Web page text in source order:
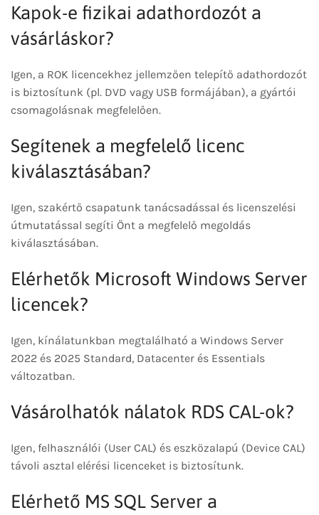
Kapok-e fizikai adathordozót a
vásárláskor?
Igen, a ROK licencekhez jellemzően telepítő adathordozót
is biztosítunk (pl. DVD vagy USB formájában), a gyártói
csomagolásnak megfelelően.
Segítenek a megfelelő licenc
kiválasztásában?
Igen, szakértő csapatunk tanácsadással és licenszelési
útmutatással segíti Önt a megfelelő megoldás
kiválasztásában.
Elérhetők Microsoft Windows Server
licencek?
Igen, kínálatunkban megtalálható a Windows Server
2022 és 2025 Standard, Datacenter és Essentials
változatban.
Vásárolhatók nálatok RDS CAL-ok?
Igen, felhasználói (User CAL) és eszközalapú (Device CAL)
távoli asztal elérési licenceket is biztosítunk.
Elérhető MS SQL Server a